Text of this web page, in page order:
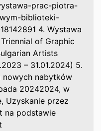
prac-piotra-
biblioteki-
4. Wystawa
of Graphic
Artists
– 31.01.2024) 5.
nowych nabytków
20242024, w
Uzyskanie przez
na podstawie